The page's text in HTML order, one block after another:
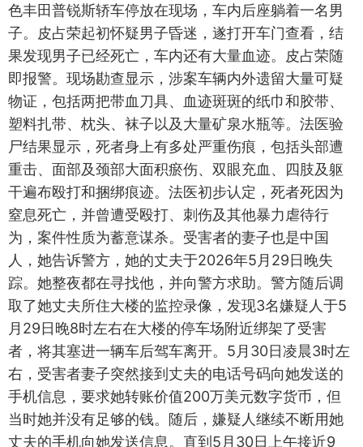
色丰田普锐斯轿车停放在现场，车内后座躺着一名男
子。皮占荣起初怀疑男子昏迷，遂打开车门查看，结
果发现男子已经死亡，车内还有大量血迹。皮占荣随
即报警。现场勘查显示，涉案车辆内外遗留大量可疑
物证，包括两把带血刀具、血迹斑斑的纸巾和胶带、
塑料扎带、枕头、袜子以及大量矿泉水瓶等。法医验
尸结果显示，死者身上有多处严重伤痕，包括头部遭
重击、面部及颈部大面积瘀伤、双眼充血、四肢及躯
干遍布殴打和捆绑痕迹。法医初步认定，死者死因为
窒息死亡，并曾遭受殴打、刺伤及其他暴力虐待行
为，案件性质为蓄意谋杀。受害者的妻子也是中国
人，她告诉警方，她的丈夫于2026年5月29日晚失
踪。她整夜都在寻找他，并向警方求助。警方随后调
取了她丈夫所住大楼的监控录像，发现3名嫌疑人于5
月29日晚8时左右在大楼的停车场附近绑架了受害
者，将其塞进一辆车后驾车离开。5月30日凌晨3时左
右，受害者妻子突然接到丈夫的电话号码向她发送的
手机信息，要求她转账价值200万美元数字货币，但
当时她并没有足够的钱。随后，嫌疑人继续不断用她
丈夫的手机向她发送信息。直到5月30日上午接近9